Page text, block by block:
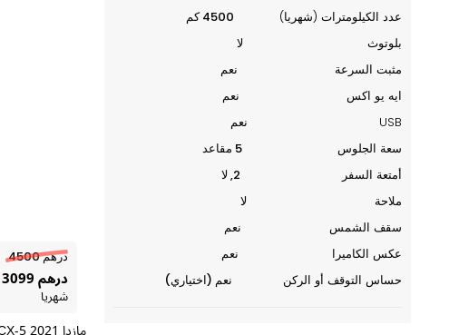
عدد الكيلومترات (شهريا)
4500 كم
بلوتوث
لا
مثبت السرعة
نعم
ايه يو اكس
نعم
USB
نعم
سعة الجلوس
5 مقاعد
أمتعة السفر
2, لا
ملاحة
لا
سقف الشمس
نعم
عكس الكاميرا
نعم
حساس التوقف أو الركن
نعم (اختياري)
درهم 4500
درهم 3099
شهريا